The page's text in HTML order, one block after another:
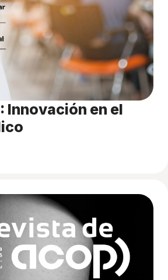
Innovación en el